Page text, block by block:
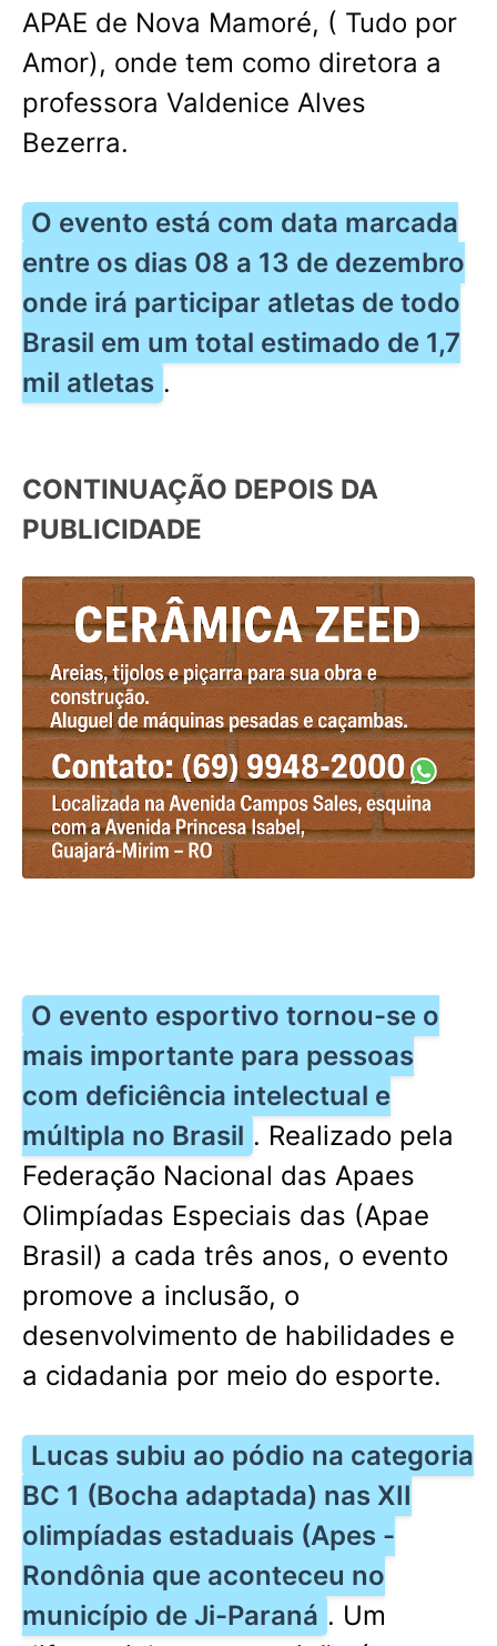
APAE de Nova Mamoré, ( Tudo por
Amor), onde tem como diretora a
professora Valdenice Alves
Bezerra.
O evento está com data marcada
entre os dias 08 a 13 de dezembro
onde irá participar atletas de todo
Brasil em um total estimado de 1,7
mil atletas .
CONTINUAÇÃO DEPOIS DA
PUBLICIDADE
O evento esportivo tornou-se o
mais importante para pessoas
com deficiência intelectual e
múltipla no Brasil . Realizado pela
Federação Nacional das Apaes
Olimpíadas Especiais das (Apae
Brasil) a cada três anos, o evento
promove a inclusão, o
desenvolvimento de habilidades e
a cidadania por meio do esporte.
Lucas subiu ao pódio na categoria
BC 1 (Bocha adaptada) nas XII
olimpíadas estaduais (Apes -
Rondônia que aconteceu no
município de Ji-Paraná . Um